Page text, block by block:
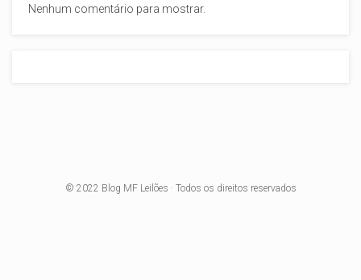
Nenhum comentário para mostrar.
© 2022 Blog MF Leilões · Todos os direitos reservados